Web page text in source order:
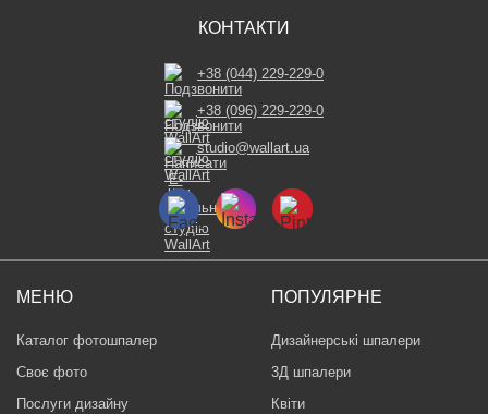
МЕНЮ
Каталог фотошпалер
Своє фото
Послуги дизайну
ПОПУЛЯРНЕ
Дизайнерські шпалери
3Д шпалери
Квіти
КОНТАКТИ
+38 (044) 229-229-0
+38 (096) 229-229-0
studio@wallart.ua